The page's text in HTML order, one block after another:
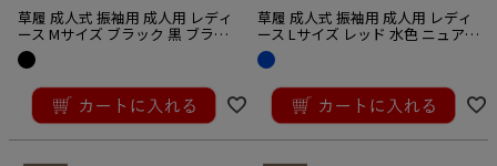
草履 成人式 振袖用 成人用 レディ
ース Mサイズ ブラック 黒 ブラッ
ク レース リボン ベルベット ベロ
ア 1枚芯
16,500税込
草履 成人式 振袖用 成人用 レディ
ース Lサイズ レッド 水色 ニュア
ンスブルー エナメル 1枚芯 日本製
16,500税込